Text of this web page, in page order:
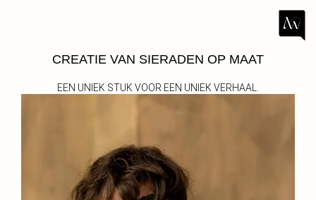
CREATIE VAN SIERADEN OP MAAT
EEN UNIEK STUK VOOR EEN UNIEK VERHAAL.